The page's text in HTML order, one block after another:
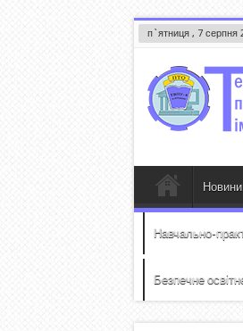
п`ятниця , 7 серпня
Новини
Навчально-
Безпечне